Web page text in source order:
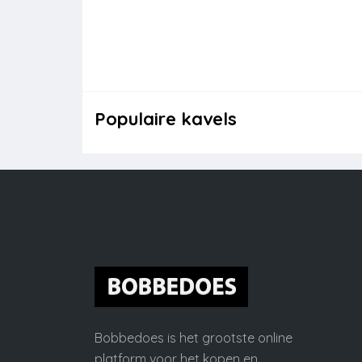
Populaire kavels
Bobbedoes is het grootste online
platform voor het kopen en